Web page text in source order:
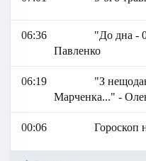
06:36
"До дна -
Павленко
06:19
"З
Марченка..." -
00:06 Гороскоп